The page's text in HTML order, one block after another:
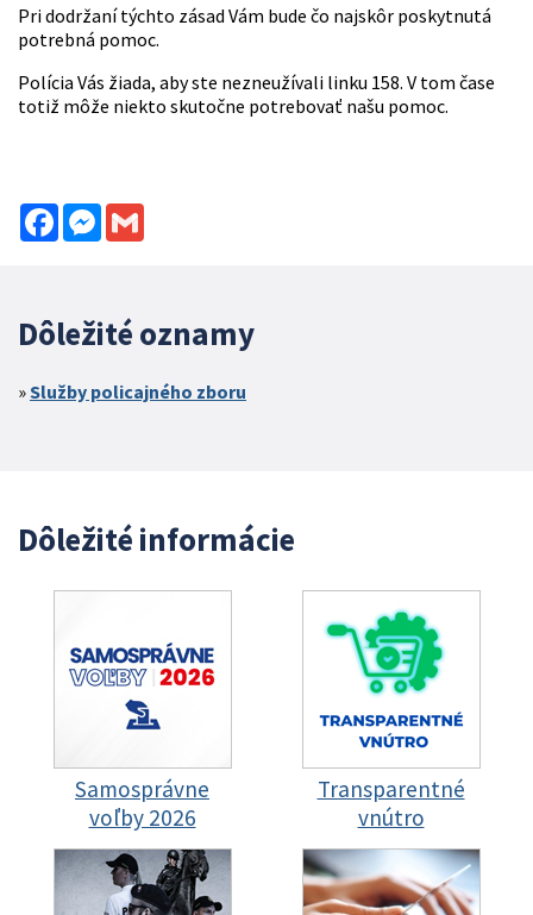
Pri dodržaní týchto zásad Vám bude čo najskôr poskytnutá
potrebná pomoc.
Polícia Vás žiada, aby ste nezneužívali linku 158. V tom čase
totiž môže niekto skutočne potrebovať našu pomoc.
FacebookMessenger
Dôležité oznamy
Služby policajného zboru
Dôležité informácie
Samosprávne
voľby 2026
Transparentné
vnútro